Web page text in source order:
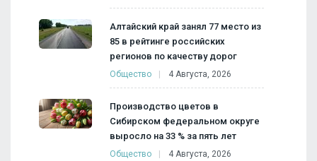
Алтайский край занял 77 место из
85 в рейтинге российских
регионов по качеству дорог
Общество 4 Августа, 2026
Производство цветов в
Сибирском федеральном округе
выросло на 33 % за пять лет
Общество 4 Августа, 2026